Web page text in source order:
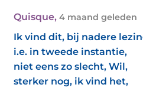
Quisque, 4 maand geleden
Ik vind dit, bij nadere
i.e. in tweede instantie,
niet eens zo slecht, Wil,
sterker nog, ik vind het,